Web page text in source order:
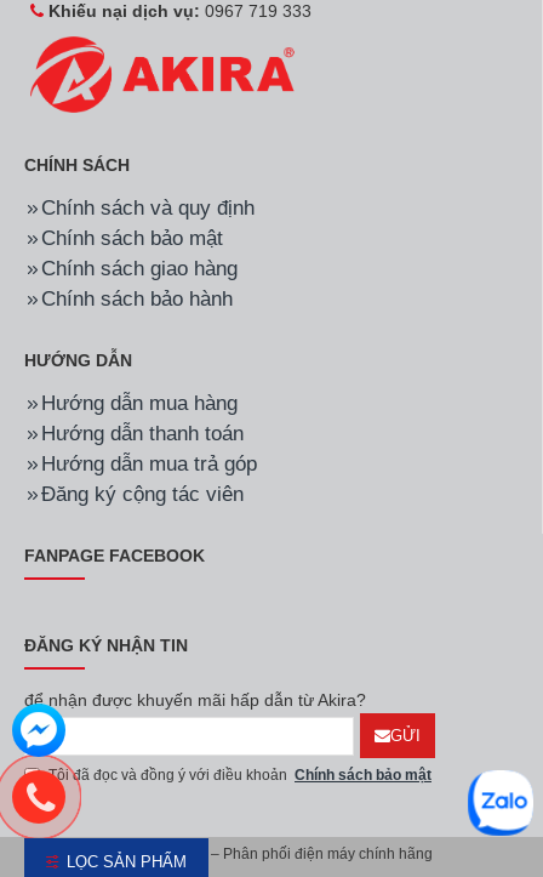
Khiếu nại dịch vụ: 0967 719 333
CHÍNH SÁCH
Chính sách và quy định
Chính sách bảo mật
Chính sách giao hàng
Chính sách bảo hành
HƯỚNG DẪN
Hướng dẫn mua hàng
Hướng dẫn thanh toán
Hướng dẫn mua trả góp
Đăng ký cộng tác viên
FANPAGE FACEBOOK
ĐĂNG KÝ NHẬN TIN
để nhận được khuyến mãi hấp dẫn từ Akira?
GỬI
Tôi đã đọc và đồng ý với điều khoản Chính sách bảo mật
Akira Việt Nam – Phân phối điện máy chính hãng
LỌC SẢN PHẨM